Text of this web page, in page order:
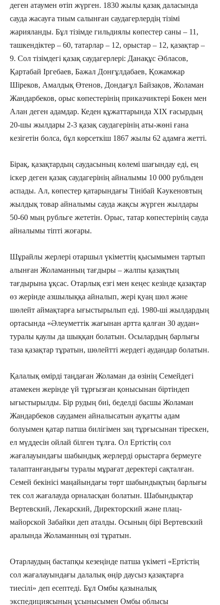
деген атаумен өтіп жүрген. 1830 жылы қазақ даласында
сауда жасауға тиым салынған саудагерлердің тізімі
жарияланды. Бұл тізімде гильдиялы көпестер саны – 11,
ташкендіктер – 60, татарлар – 12, орыстар – 12, қазақтар –
9. Сол тізімдегі қазақ саудагерлері: Данақұс Әбласов,
Қартабай Іргебаев, Бажал Донғұлдабаев, Қожамжар
Шіреков, Амалдық Өтенов, Дондағұл Байзақов, Жоламан
Жандарбеков, орыс көпестерінің приказчиктері Бөкен мен
Алан деген адамдар. Кеден құжаттарында ХІХ ғасырдың
20-шы жылдары 2-3 қазақ саудагерінің аты-жөні ғана
кезігетін болса, бұл көрсеткіш 1867 жылы 62 адамға жетті.
Бірақ, қазақтардың саудасының көлемі шағындау еді, ең
іскер деген қазақ саудагерінің айналымы 10 000 рубльден
аспады. Ал, көпестер қатарындағы Тінібай Кәукеновтың
жылдық товар айналымы сауда жақсы жүрген жылдары
50-60 мың рубльге жететін. Орыс, татар көпестерінің сауда
айналымы тіпті жоғары.
Шұрайлы жерлері отаршыл үкіметтің қысымымен тартып
алынған Жоламанның тағдыры – жалпы қазақтың
тағдырына ұқсас. Отарлық езгі мен кеңес кезінде қазақтар
өз жерінде азшылыққа айналып, жері қуаң шөл және
шөлейт аймақтарға ығыстырылып еді. 1980-ші жылдардың
ортасында «Әлеуметтік жағынан артта қалған 30 аудан»
туралы қаулы да шыққан болатын. Осылардың барлығы
таза қазақтар тұратын, шөлейтті жердегі аудандар болатын.
Қалалық өмірді таңдаған Жоламан да өзінің Семейдегі
атамекен жерінде үй тұрғызған қонысынан біртіндеп
ығыстырылды. Бір рудың биі, беделді басшы Жоламан
Жандарбеков саудамен айналысатын ауқатты адам
болуымен қатар патша билігімен заң тұрғысынан тірескен,
ел мүддесін ойлай білген тұлға. Ол Ертістің сол
жағалауындағы шабындық жерлерді орыстарға бермеуге
талаптанғандығы туралы мұрағат деректері сақталған.
Семей бекінісі маңайындағы төрт шабындықтың барлығы
тек сол жағалауда орналасқан болатын. Шабындықтар
Вертевский, Лекарский, Директорский және плац-
майорской Забайки деп аталды. Осының бірі Вертевский
аралында Жоламанның өзі тұратын.
Отарлаудың бастапқы кезеңінде патша үкіметі «Ертістің
сол жағалауындағы далалық өңір даусыз қазақтарға
тиесілі» деп есептеді. Бұл Омбы қазыналық
экспедициясының ұсынысымен Омбы облысы